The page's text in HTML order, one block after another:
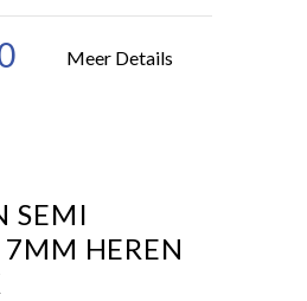
Meer Details
SEMI
HEREN